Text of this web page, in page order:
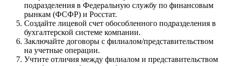
подразделения в Федеральную службу по финансовым
рынкам (ФСФР) и Росстат.
Создайте лицевой счет обособленного подразделения в
бухгалтерской системе компании.
Заключайте договоры с филиалом/представительством
на учетные операции.
Учтите отличия между филиалом и представительством